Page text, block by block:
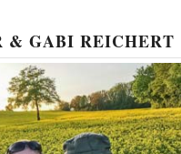
& GABI REICHERT